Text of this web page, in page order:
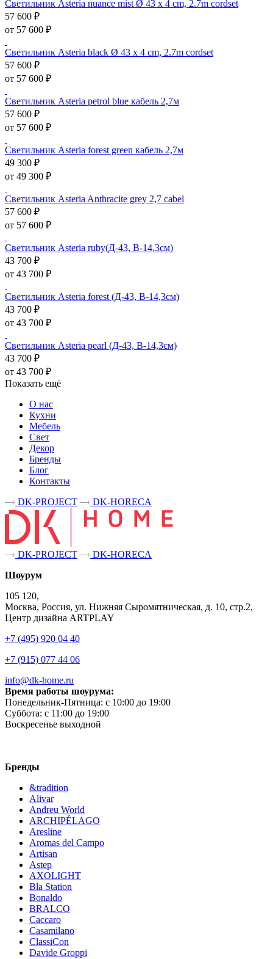
Светильник Asteria nuance mist Ø 43 x 4 cm, 2.7m cordset
57 600 ₽
от 57 600 ₽
Светильник Asteria black Ø 43 x 4 cm, 2.7m cordset
57 600 ₽
от 57 600 ₽
Светильник Asteria petrol blue кабель 2,7м
57 600 ₽
от 57 600 ₽
Светильник Asteria forest green кабель 2,7м
49 300 ₽
от 49 300 ₽
Светильник Asteria Anthracite grey 2,7 cabel
57 600 ₽
от 57 600 ₽
Светильник Asteria ruby(Д-43, В-14,3см)
43 700 ₽
от 43 700 ₽
Светильник Asteria forest (Д-43, В-14,3см)
43 700 ₽
от 43 700 ₽
Светильник Asteria pearl (Д-43, В-14,3см)
43 700 ₽
от 43 700 ₽
Показать ещё
О нас
Кухни
Мебель
Свет
Декор
Бренды
Блог
Контакты
DK-PROJECT
DK-HORECA
DK-PROJECT
DK-HORECA
Шоурум
105 120,
Москва, Россия, ул. Нижняя Сыромятническая, д. 10, стр.2,
Центр дизайна ARTPLAY
+7 (495) 920 04 40
+7 (915) 077 44 06
info@dk-home.ru
Время работы шоурума:
Понедельник-Пятница: c 10:00 до 19:00
Суббота: c 11:00 до 19:00
Воскресенье выходной
Бренды
&tradition
Alivar
Andreu World
ARCHIPÉLAGO
Aresline
Aromas del Campo
Artisan
Astep
AXOLIGHT
Bla Station
Bonaldo
BRALCO
Caccaro
Casamilano
ClassiCon
Davide Groppi